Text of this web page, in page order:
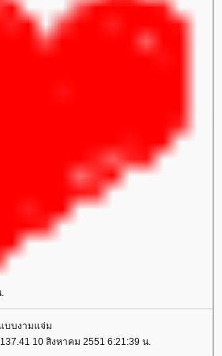
บบงามแจ่ม
10 สิงหาคม 2551 6:21:39 น.